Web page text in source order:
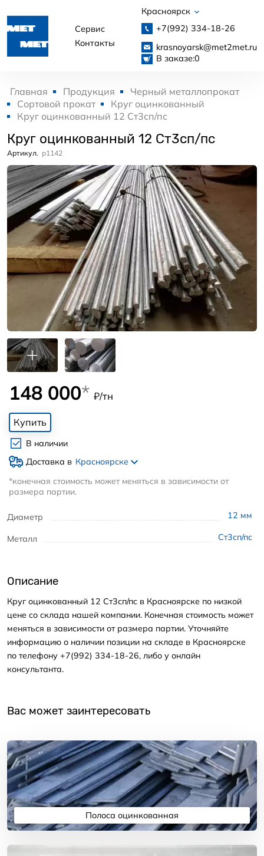
Сервис
Контакты
Красноярск
+7(992) 334-18-26
krasnoyarsk@met2met.ru
В заказе:0
Главная Продукция
Черный металлопрокат
Сортовой прокат
Круг оцинкованный
Круг оцинкованный 12 Ст3сп/пс
Круг оцинкованный 12 Ст3сп/пс
Артикул. p1142
Диаметр 12 мм
Металл Ст3сп/пс
148 000* ₽/тн
Купить
В наличии
Доставка в Красноярске
*конечная стоимость может меняться в зависимости от
размера партии.
Описание
Круг оцинкованный 12 Ст3сп/пс в Красноярске по низкой
цене со склада нашей компании. Конечная стоимость может
меняться в зависимости от размера партии. Уточняйте
информацию о наличии позиции на складе в Красноярске
по телефону +7(992) 334-18-26, либо у онлайн
консультанта.
Вас может заинтересовать
Полоса оцинкованная
Подробнее